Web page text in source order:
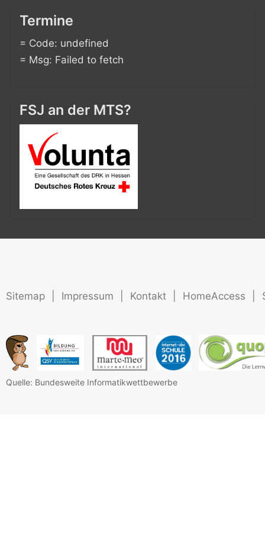
Termine
= Code: undefined
= Msg: Failed to fetch
FSJ an der MTS?
Sitemap Impressum Kontakt HomeAccess
Quelle: Bundesweite Informatikwettbewerbe